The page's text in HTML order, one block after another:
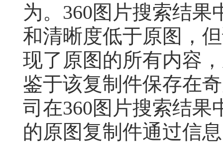
为。 360图片搜索结果
和清晰度低于原图，
现了原图的所有内容
鉴于该复制件保存在
司在360图片搜索结果
的原图复制件通过信